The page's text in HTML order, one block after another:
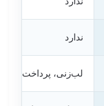
ندارد
لب‌زنی، پرداخت مات